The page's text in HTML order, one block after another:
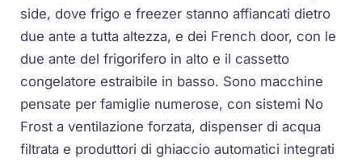
side, dove frigo e freezer stanno affiancati dietro
due ante a tutta altezza, e dei French door, con le
due ante del frigorifero in alto e il cassetto
congelatore estraibile in basso. Sono macchine
pensate per famiglie numerose, con sistemi No
Frost a ventilazione forzata, dispenser di acqua
filtrata e produttori di ghiaccio automatici integrati